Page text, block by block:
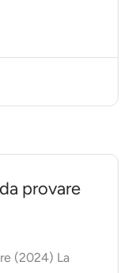
provare
(2024) La